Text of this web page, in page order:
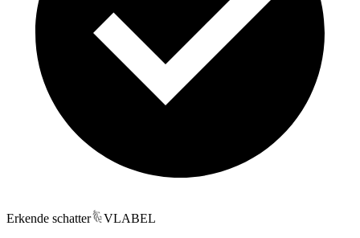
Erkende schatter
VLABEL